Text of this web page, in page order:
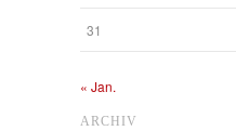
31
« Jan.
ARCHIV